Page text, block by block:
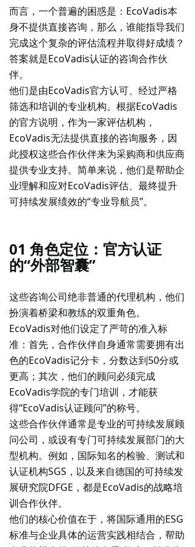
而言，一个普遍的困惑是：EcoVadis本
身不提供直接咨询，那么，谁能指导我们
完成这个复杂的评估流程并取得好成绩？
答案就是EcoVadis认证的咨询合作伙
伴。
他们是由EcoVadis官方认可、经过严格
筛选和培训的专业机构。根据EcoVadis
的官方说明，作为一家评估机构，
EcoVadis无法提供直接的咨询服务，因
此授权这些合作伙伴来为采购商和供应商
提供专业支持。简单来说， 他们是帮助企
业理解和应对EcoVadis评估、最终提升
可持续发展绩效的“专业导航员”。
01 角色定位：官方认证
的“外部智囊”
这些咨询公司绝非普通的代理机构，他们
扮演着桥梁和教练的双重角色。
EcoVadis对他们设定了严苛的准入标
准：首先， 合作伙伴自身通常需要拥有出
色的EcoVadis记分卡 ，分数达到50分或
更高；其次，他们的顾问必须完成
EcoVadis学院的专门培训，才能获
得“EcoVadis认证顾问”的称号。
这些合作伙伴通常是专业的可持续发展顾
问公司，或设有专门可持续发展部门的大
型机构。例如，国际知名的检验、测试和
认证机构SGS，以及来自德国的可持续发
展研究院DFGE，都是EcoVadis的战略培
训合作伙伴。
他们的核心价值在于， 将国际通用的ESG
标准与企业具体的运营实践相结合 ，帮助